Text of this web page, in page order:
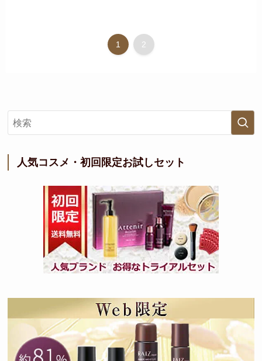
1 2
人気コスメ・初回限定お試しセット